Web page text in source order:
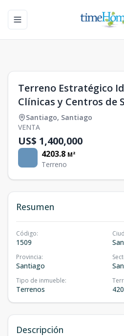
Toggle navigation menu
Terreno Estratégico
Clínicas y Centros de
Santiago, Santiago
VENTA
US$ 1,400,000
4203.8 M²
Terreno
Resumen
Código:
1509
Provincia:
Santiago
Tipo de inmueble:
Terrenos
Descripción